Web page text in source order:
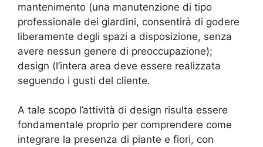
mantenimento (una manutenzione di tipo
professionale dei giardini, consentirà di godere
liberamente degli spazi a disposizione, senza
avere nessun genere di preoccupazione);
design (l’intera area deve essere realizzata
seguendo i gusti del cliente.
A tale scopo l’attività di design risulta essere
fondamentale proprio per comprendere come
integrare la presenza di piante e fiori, con